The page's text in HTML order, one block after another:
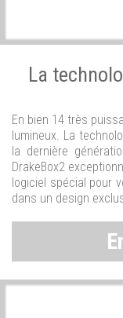
La
En bien 14 très
lumineux. La
la dernière
DrakeBox2
logiciel spécial pour
dans un design